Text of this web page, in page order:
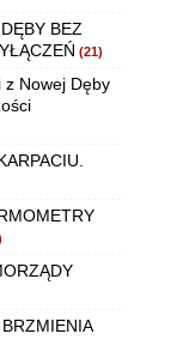
BEZ
(21)
z Nowej Dęby